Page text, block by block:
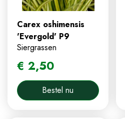
Carex oshimensis
'Evergold' P9
Siergrassen
€ 2,50
Bestel nu